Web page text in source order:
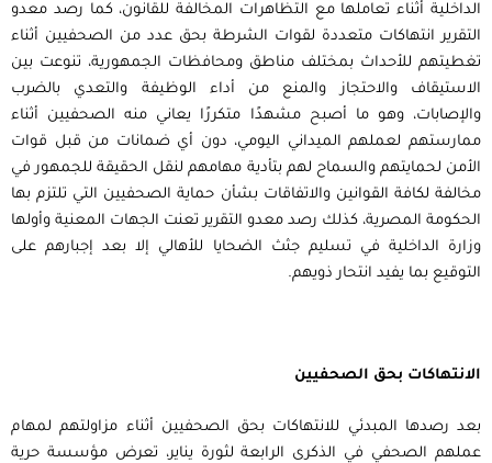
الداخلية أثناء تعاملها مع التظاهرات المخالفة للقانون، كما رصد معدو
التقرير انتهاكات متعددة لقوات الشرطة بحق عدد من الصحفيين أثناء
تغطيتهم للأحداث بمختلف مناطق ومحافظات الجمهورية، تنوعت بين
الاستيقاف والاحتجاز والمنع من أداء الوظيفة والتعدي بالضرب
والإصابات، وهو ما أصبح مشهدًا متكررًا يعاني منه الصحفيين أثناء
ممارستهم لعملهم الميداني اليومي، دون أي ضمانات من قبل قوات
الأمن لحمايتهم والسماح لهم بتأدية مهامهم لنقل الحقيقة للجمهور في
مخالفة لكافة القوانين والاتفاقات بشأن حماية الصحفيين التي تلتزم بها
الحكومة المصرية، كذلك رصد معدو التقرير تعنت الجهات المعنية وأولها
وزارة الداخلية في تسليم جثث الضحايا للأهالي إلا بعد إجبارهم على
التوقيع بما يفيد انتحار ذويهم.
الانتهاكات بحق الصحفيين
بعد رصدها المبدئي للانتهاكات بحق الصحفيين أثناء مزاولتهم لمهام
عملهم الصحفي في الذكرى الرابعة لثورة يناير، تعرض مؤسسة حرية